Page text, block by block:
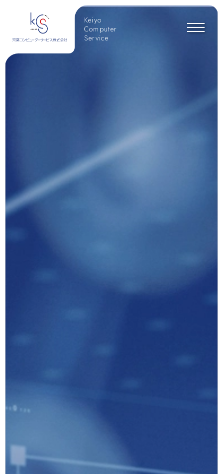
Keiyo
Computer
Service